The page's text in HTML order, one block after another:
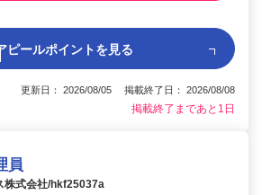
ピールポイントを見る
更新日： 2026/08/05 掲載終了日： 2026/08/08
掲載終了まであと1日
員
株式会社/hkf25037a